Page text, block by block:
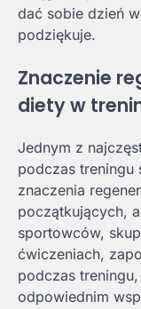
dać sobie dzień
podziękuje.
Znaczenie
diety w
Jednym z
podczas treningu
znaczenia
początkujących,
sportowców,
ćwiczeniach,
podczas
odpowiednim